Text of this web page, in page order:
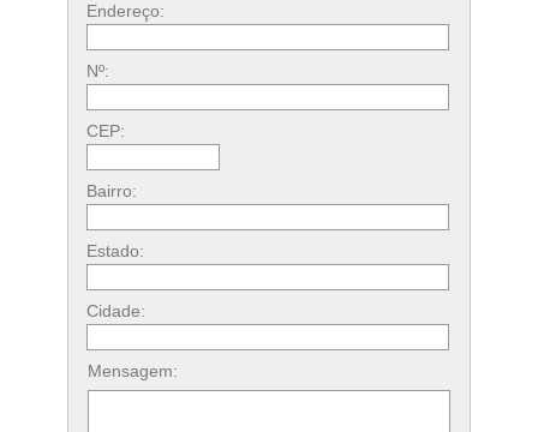
Endereço:
Nº:
CEP:
Bairro:
Estado:
Cidade:
Mensagem: